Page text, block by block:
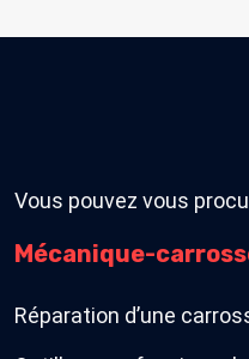
Vous pouvez vous
Mécanique-
Réparation d’une